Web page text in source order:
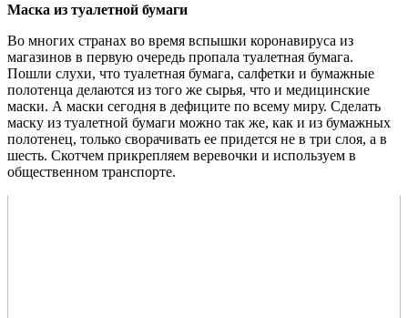
Маска из туалетной бумаги
Во многих странах во время вспышки коронавируса из
магазинов в первую очередь пропала туалетная бумага.
Пошли слухи, что туалетная бумага, салфетки и бумажные
полотенца делаются из того же сырья, что и медицинские
маски. А маски сегодня в дефиците по всему миру. Сделать
маску из туалетной бумаги можно так же, как и из бумажных
полотенец, только сворачивать ее придется не в три слоя, а в
шесть. Скотчем прикрепляем веревочки и используем в
общественном транспорте.